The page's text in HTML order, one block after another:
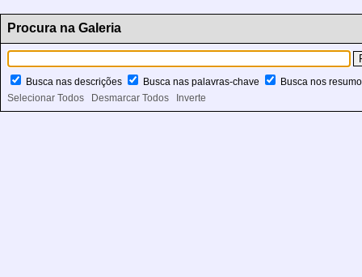
Procura na Galeria
Busca nas descrições Busca nas palavras-chave
Busca nos
Selecionar Todos
Desmarcar Todos Inverte